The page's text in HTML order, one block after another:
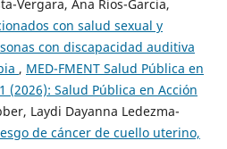
Vergara, Ana Rios-Garcia,
con salud sexual y
con discapacidad auditiva
, MED-FMENT Salud Pública en
(2026): Salud Pública en Acción
Laydi Dayanna Ledezma-
de cáncer de cuello uterino,